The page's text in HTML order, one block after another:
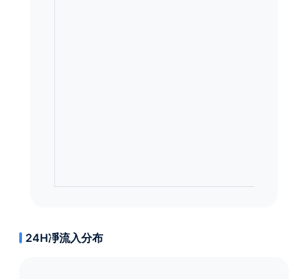
24H凈流入分布